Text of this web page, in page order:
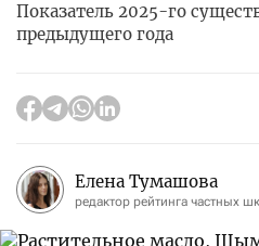
Показатель 2025-го
предыдущего года
Елена Тумашова
редактор рейтинга частных